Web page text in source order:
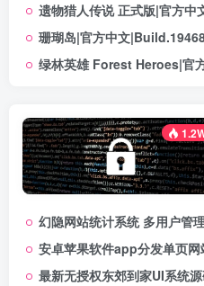
遗物猎人传说 正式版|官方中文
珊瑚岛|官方中文|Build.19468570-重
绿林英雄 Forest Heroes|官方中文
幻隐网站统计系统 多用户管
安卓苹果软件app分发单页
最新无授权东郊到家UI系统